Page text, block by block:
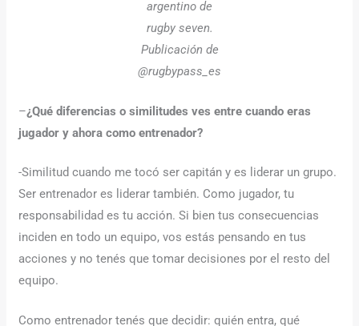
argentino de
rugby seven.
Publicación de
@rugbypass_es
–¿Qué diferencias o similitudes ves entre cuando eras
jugador y ahora como entrenador?
-Similitud cuando me tocó ser capitán y es liderar un grupo.
Ser entrenador es liderar también. Como jugador, tu
responsabilidad es tu acción. Si bien tus consecuencias
inciden en todo un equipo, vos estás pensando en tus
acciones y no tenés que tomar decisiones por el resto del
equipo.
Como entrenador tenés que decidir: quién entra, qué